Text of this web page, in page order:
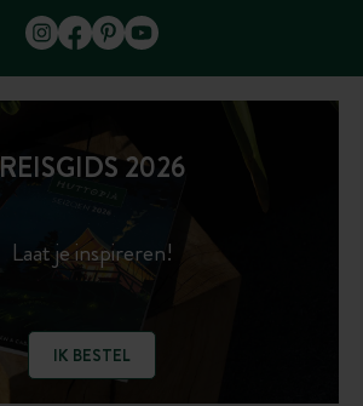
REISGIDS 2026
Laat je inspireren!
IK BESTEL